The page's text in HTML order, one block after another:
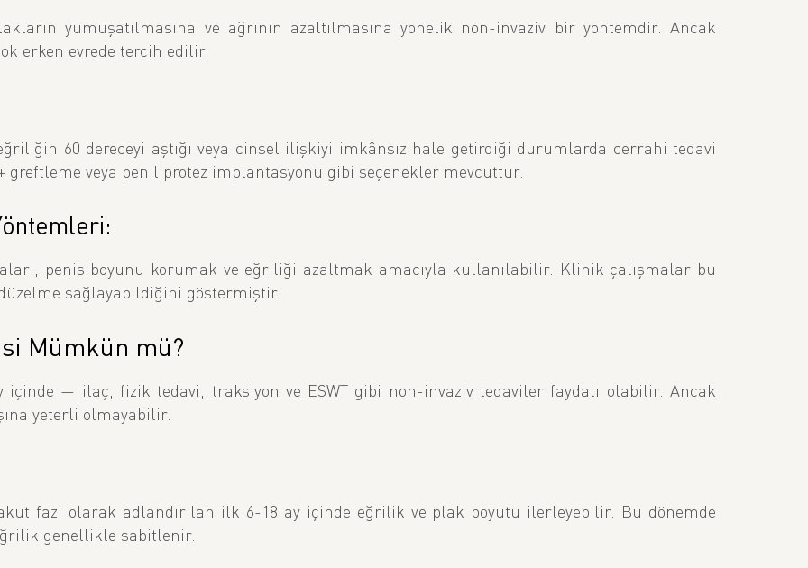
yumuşatılmasına ve ağrının azaltılmasına yönelik non-invaziv bir yöntemdir. Ancak
erken evrede tercih edilir.
60 dereceyi aştığı veya cinsel ilişkiyi imkânsız hale getirdiği durumlarda cerrahi tedavi
greftleme veya penil protez implantasyonu gibi seçenekler mevcuttur.
penis boyunu korumak ve eğriliği azaltmak amacıyla kullanılabilir. Klinik çalışmalar bu
sağlayabildiğini göstermiştir.
Mümkün mü?
— ilaç, fizik tedavi, traksiyon ve ESWT gibi non-invaziv tedaviler faydalı olabilir. Ancak
yeterli olmayabilir.
fazı olarak adlandırılan ilk 6-18 ay içinde eğrilik ve plak boyutu ilerleyebilir. Bu dönemde
genellikle sabitlenir.